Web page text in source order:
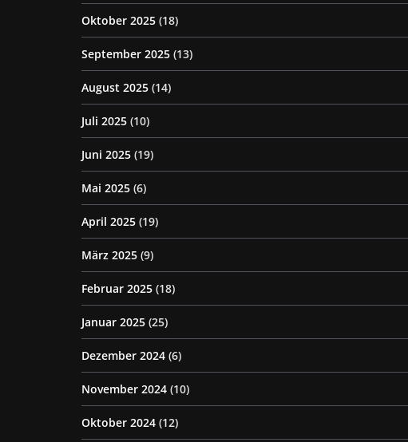
Oktober 2025 (18)
September 2025 (13)
August 2025 (14)
Juli 2025 (10)
Juni 2025 (19)
Mai 2025 (6)
April 2025 (19)
März 2025 (9)
Februar 2025 (18)
Januar 2025 (25)
Dezember 2024 (6)
November 2024 (10)
Oktober 2024 (12)